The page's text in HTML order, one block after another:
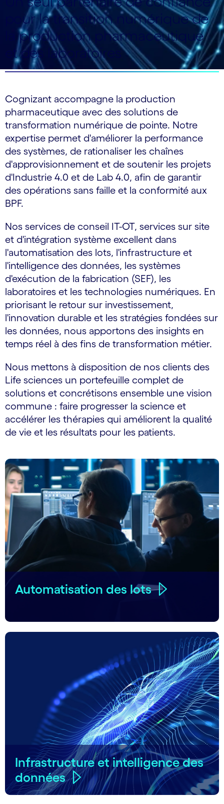
pour la transition numérique de
la production pharmaceutique
et des laboratoires
Cognizant accompagne la production
pharmaceutique avec des solutions de
transformation numérique de pointe. Notre
expertise permet d'améliorer la performance
des systèmes, de rationaliser les chaînes
d'approvisionnement et de soutenir les projets
d'Industrie 4.0 et de Lab 4.0, afin de garantir
des opérations sans faille et la conformité aux
BPF.
Nos services de conseil IT-OT, services sur site
et d'intégration système excellent dans
l'automatisation des lots, l'infrastructure et
l'intelligence des données, les systèmes
d'exécution de la fabrication (SEF), les
laboratoires et les technologies numériques. En
priorisant le retour sur investissement,
l'innovation durable et les stratégies fondées sur
les données, nous apportons des insights en
temps réel à des fins de transformation métier.
Nous mettons à disposition de nos clients des
Life sciences un portefeuille complet de
solutions et concrétisons ensemble une vision
commune : faire progresser la science et
accélérer les thérapies qui améliorent la qualité
de vie et les résultats pour les patients.
Automatisation des lots
Infrastructure et intelligence des
données